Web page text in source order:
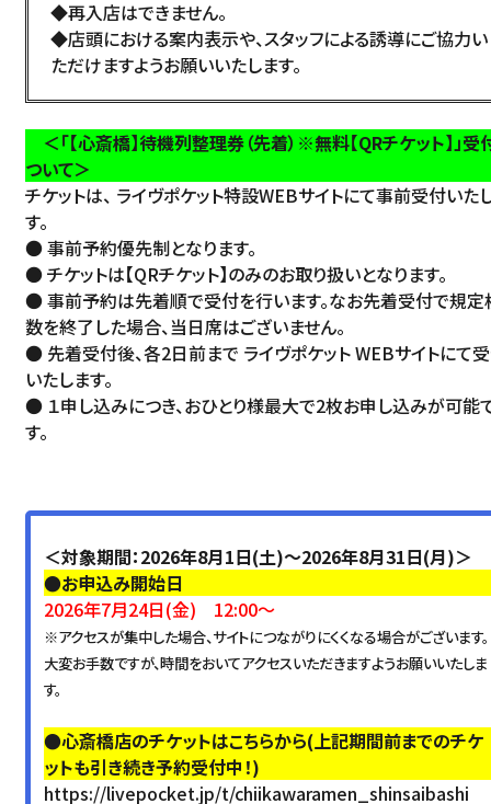
◆再入店はできません。
◆店頭における案内表示や、スタッフによる誘導にご協力い
ただけますようお願いいたします。
＜「【心斎橋】待機列整理券（先着）※無料【QRチケット】」受
ついて＞
チケットは、 ライヴポケット特設WEBサイトにて事前受付いた
す。
● 事前予約優先制となります。
● チケットは【QRチケット】のみのお取り扱いとなります。
● 事前予約は先着順で受付を行います。なお先着受付で規定
数を終了した場合、当日席はございません。
● 先着受付後、各2日前まで ライヴポケット WEBサイトにて
いたします。
● １申し込みにつき、おひとり様最大で2枚お申し込みが可能
す。
＜対象期間：2026年8月1日(土)～2026年8月31日(月)＞
●お申込み開始日
2026年7月24日(金) 12:00～
※アクセスが集中した場合、サイトにつながりにくくなる場合がございます。
大変お手数ですが、時間をおいてアクセスいただきますようお願いいたしま
す。
●心斎橋店のチケットはこちらから(上記期間前までのチケ
ットも引き続き予約受付中！)
https://livepocket.jp/t/chiikawaramen_shinsaibashi